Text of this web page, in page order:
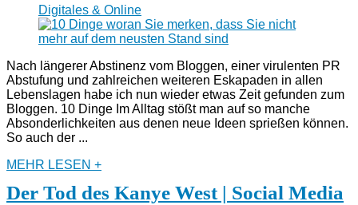
Digitales & Online
Nach längerer Abstinenz vom Bloggen, einer virulenten PR
Abstufung und zahlreichen weiteren Eskapaden in allen
Lebenslagen habe ich nun wieder etwas Zeit gefunden zum
Bloggen. 10 Dinge Im Alltag stößt man auf so manche
Absonderlichkeiten aus denen neue Ideen sprießen können.
So auch der ...
MEHR LESEN +
Der Tod des Kanye West | Social Media